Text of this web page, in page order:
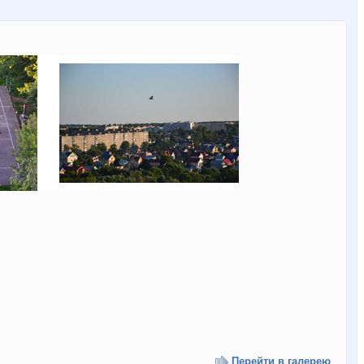
Перейти в галерею